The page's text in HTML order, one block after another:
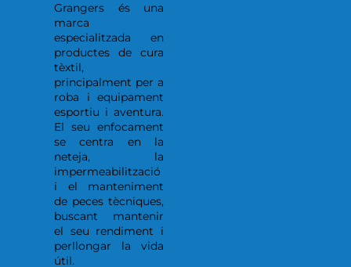
Grangers és una
marca
especialitzada en
productes de cura
tèxtil,
principalment per a
roba i equipament
esportiu i aventura.
El seu enfocament
se centra en la
neteja, la
impermeabilització
i el manteniment
de peces tècniques,
buscant mantenir
el seu rendiment i
perllongar la vida
útil.